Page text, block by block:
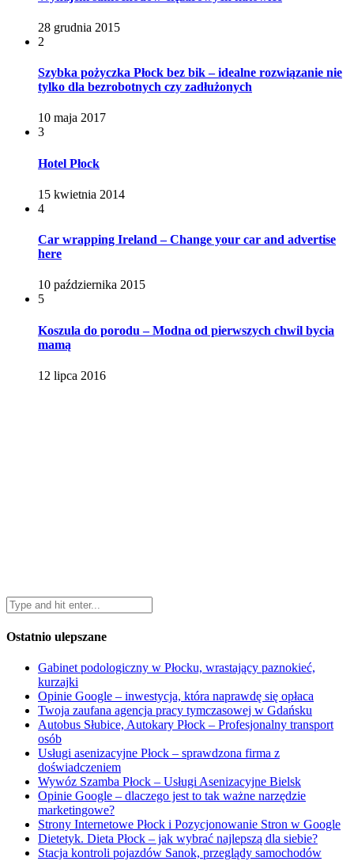
28 grudnia 2015
2
Szybka pożyczka Płock bez bik – idealne rozwiązanie nie
tylko dla bezrobotnych czy zadłużonych
10 maja 2017
3
Hotel Płock
15 kwietnia 2014
4
Car wrapping Ireland – Change your car and advertise
here
10 października 2015
5
Koszula do porodu – Modna od pierwszych chwil bycia
mamą
12 lipca 2016
Ostatnio ulepszane
Gabinet podologiczny w Płocku, wrastający paznokieć,
kurzajki
Opinie Google – inwestycja, która naprawdę się opłaca
Twoja zaufana agencja pracy tymczasowej w Gdańsku
Autobus Słubice, Autokary Płock – Profesjonalny transport
osób
Usługi asenizacyjne Płock – sprawdzona firma z
doświadczeniem
Wywóz Szamba Płock – Usługi Asenizacyjne Bielsk
Opinie Google – dlaczego jest to tak ważne narzędzie
marketingowe?
Strony Internetowe Płock i Pozycjonowanie Stron w Google
Dietetyk. Dieta Płock – jak wybrać najlepszą dla siebie?
Stacja kontroli pojazdów Sanok, przeglądy samochodów